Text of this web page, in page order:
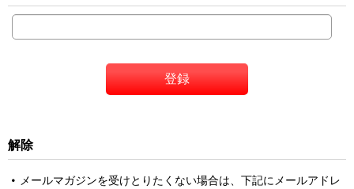
登録
解除
メールマガジンを受けとりたくない場合は、下記にメールアドレ